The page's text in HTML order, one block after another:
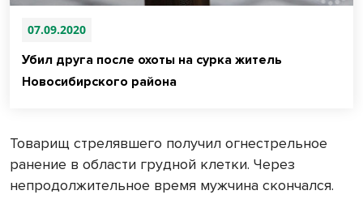
07.09.2020
Убил друга после охоты на сурка житель
Новосибирского района
Товарищ стрелявшего получил огнестрельное
ранение в области грудной клетки. Через
непродолжительное время мужчина скончался.